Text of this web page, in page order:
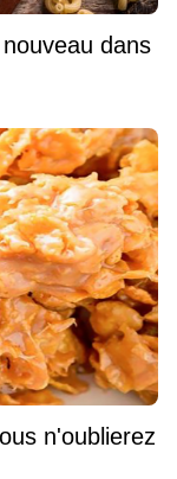
dans
n'oublierez